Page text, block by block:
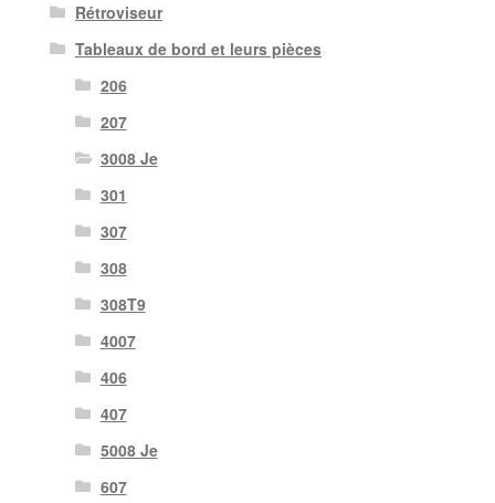
Rétroviseur
Tableaux de bord et leurs pièces
206
207
3008 Je
301
307
308
308T9
4007
406
407
5008 Je
607